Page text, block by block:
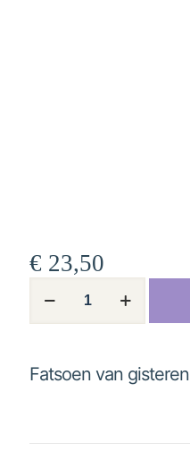
€ 23,50
van
Fatsoen van gisteren